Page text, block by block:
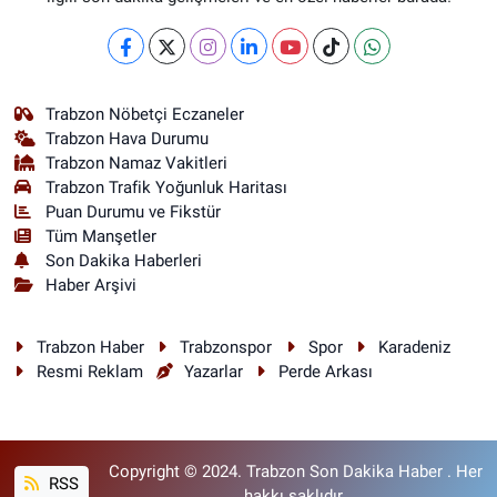
Trabzon Nöbetçi Eczaneler
Trabzon Hava Durumu
Trabzon Namaz Vakitleri
Trabzon Trafik Yoğunluk Haritası
Puan Durumu ve Fikstür
Tüm Manşetler
Son Dakika Haberleri
Haber Arşivi
Trabzon Haber Trabzonspor Spor
Karadeniz
Resmi Reklam
Yazarlar Perde Arkası
RSS
Copyright © 2024. Trabzon Son Dakika Haber . Her